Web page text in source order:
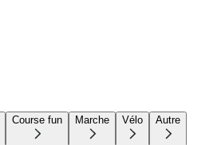
Course fun Marche Vélo Autre